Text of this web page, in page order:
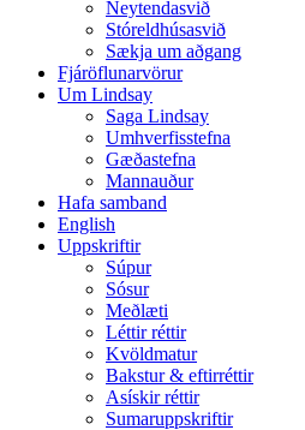
Neytendasvið
Stóreldhúsasvið
Sækja um aðgang
Fjáröflunarvörur
Um Lindsay
Saga Lindsay
Umhverfisstefna
Gæðastefna
Mannauður
Hafa samband
English
Uppskriftir
Súpur
Sósur
Meðlæti
Léttir réttir
Kvöldmatur
Bakstur & eftirréttir
Asískir réttir
Sumaruppskriftir